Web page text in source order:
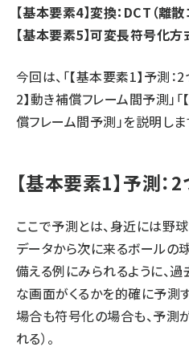
【基本要素4】変換：DCT（離
【基本要素5】可変長符号化
今回は、「【基本要素1】予測：
2】動き補償フレーム間予測」
償フレーム間予測」を説明しま
【基本要素1】予測
ここで予測とは、身近には野
データから次に来るボールの
備える例にみられるように、
な画面がくるかを的確に予測
場合も符号化の場合も、予測
れる）。